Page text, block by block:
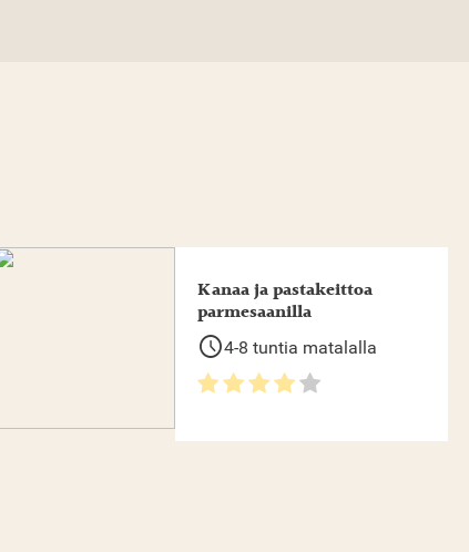
Kanaa ja pastakeittoa
parmesaanilla
schedule4-8 tuntia matalalla